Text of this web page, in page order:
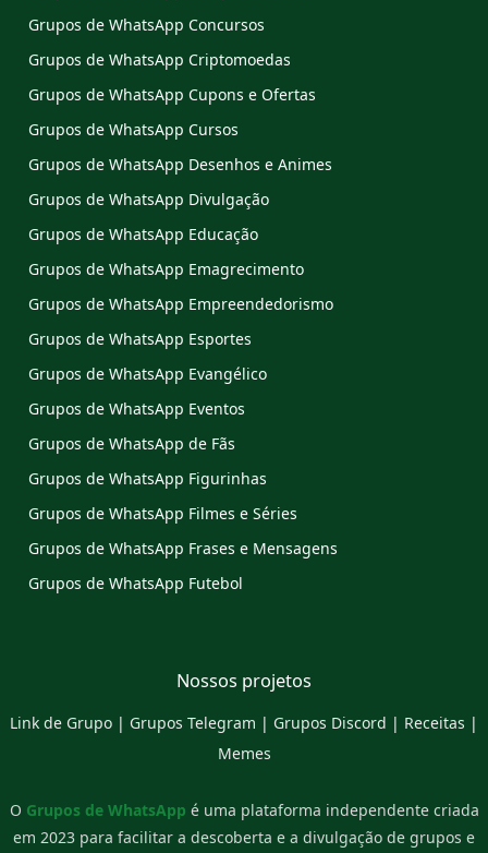
Grupos de WhatsApp Concursos
Grupos de WhatsApp Criptomoedas
Grupos de WhatsApp Cupons e Ofertas
Grupos de WhatsApp Cursos
Grupos de WhatsApp Desenhos e Animes
Grupos de WhatsApp Divulgação
Grupos de WhatsApp Educação
Grupos de WhatsApp Emagrecimento
Grupos de WhatsApp Empreendedorismo
Grupos de WhatsApp Esportes
Grupos de WhatsApp Evangélico
Grupos de WhatsApp Eventos
Grupos de WhatsApp de Fãs
Grupos de WhatsApp Figurinhas
Grupos de WhatsApp Filmes e Séries
Grupos de WhatsApp Frases e Mensagens
Grupos de WhatsApp Futebol
Nossos projetos
Link de Grupo | Grupos Telegram | Grupos Discord | Receitas |
Memes
O Grupos de WhatsApp é uma plataforma independente criada
em 2023 para facilitar a descoberta e a divulgação de grupos e